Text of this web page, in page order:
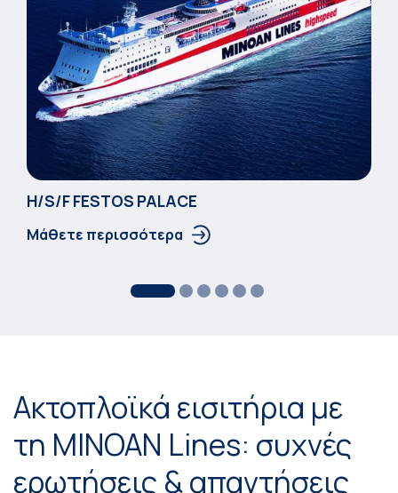
Η/S/F FESTOS PALACΕ
Μάθετε περισσότερα
Ακτοπλοϊκά εισιτήρια με
τη MINOAN Lines: συχνές
ερωτήσεις & απαντήσεις